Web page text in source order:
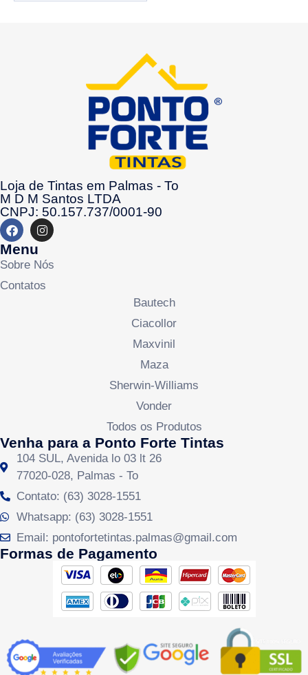
Loja de Tintas em Palmas - To
M D M Santos LTDA
CNPJ: 50.157.737/0001-90
Menu
Sobre Nós
Contatos
Bautech
Ciacollor
Maxvinil
Maza
Sherwin-Williams
Vonder
Todos os Produtos
Venha para a Ponto Forte Tintas
104 SUL, Avenida lo 03 lt 26
77020-028, Palmas - To
Contato: (63) 3028-1551
Whatsapp: (63) 3028-1551
Email: pontofortetintas.palmas@gmail.com
Formas de Pagamento